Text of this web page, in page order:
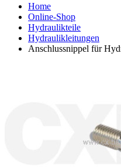
Home
Online-Shop
Hydraulikteile
Hydraulikleitungen
Anschlussnippel für